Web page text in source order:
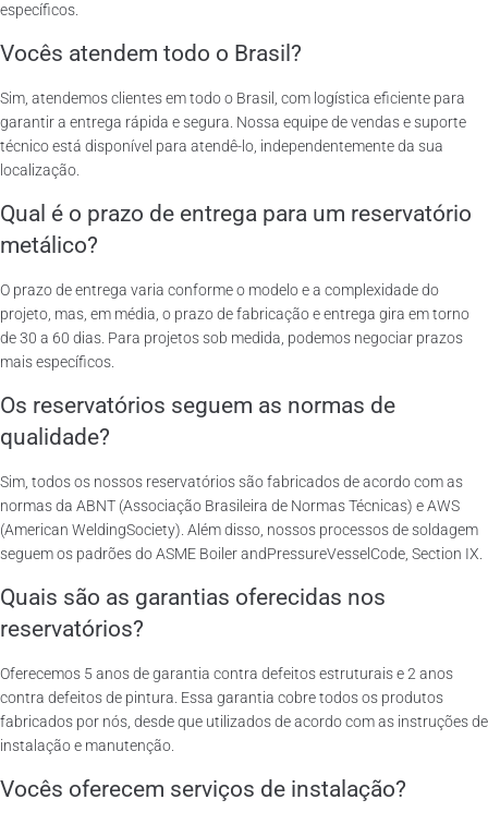
específicos.
Vocês atendem todo o Brasil?
Sim, atendemos clientes em todo o Brasil, com logística eficiente para
garantir a entrega rápida e segura. Nossa equipe de vendas e suporte
técnico está disponível para atendê-lo, independentemente da sua
localização.
Qual é o prazo de entrega para um reservatório
metálico?
O prazo de entrega varia conforme o modelo e a complexidade do
projeto, mas, em média, o prazo de fabricação e entrega gira em torno
de 30 a 60 dias. Para projetos sob medida, podemos negociar prazos
mais específicos.
Os reservatórios seguem as normas de
qualidade?
Sim, todos os nossos reservatórios são fabricados de acordo com as
normas da ABNT (Associação Brasileira de Normas Técnicas) e AWS
(American WeldingSociety). Além disso, nossos processos de soldagem
seguem os padrões do ASME Boiler andPressureVesselCode, Section IX.
Quais são as garantias oferecidas nos
reservatórios?
Oferecemos 5 anos de garantia contra defeitos estruturais e 2 anos
contra defeitos de pintura. Essa garantia cobre todos os produtos
fabricados por nós, desde que utilizados de acordo com as instruções de
instalação e manutenção.
Vocês oferecem serviços de instalação?